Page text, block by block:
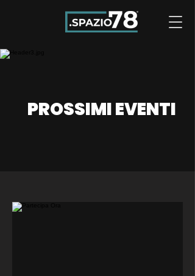
PROSSIMI EVENTI